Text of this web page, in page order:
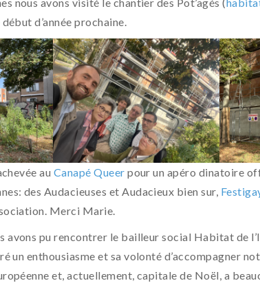
d’année prochaine.
au Canapé Queer pour un apéro dinatoire
des Audacieuses et Audacieux bien sur,
Merci Marie.
avons pu rencontrer le bailleur social Habitat de
un enthousiasme et sa volonté d’accompagner
et, actuellement, capitale de Noël, a